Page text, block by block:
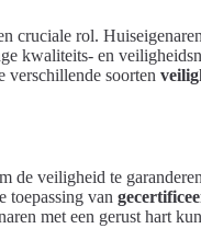
cruciale rol.
kwaliteits- en
verschillende soorten
de veiligheid te
toepassing van
met een gerust hart